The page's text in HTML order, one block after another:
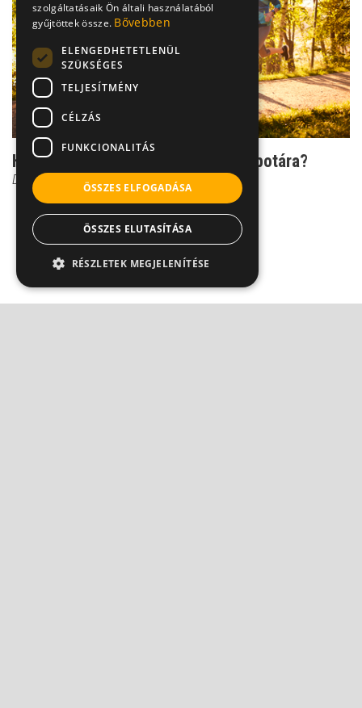
Hogyan hat a futás az ízületek állapotára?
Dr. Boross György
szolgáltatásaik Ön általi használatából
gyűjtöttek össze. Bővebben
ELENGEDHETETLENÜL
SZÜKSÉGES
TELJESÍTMÉNY
CÉLZÁS
FUNKCIONALITÁS
ÖSSZES ELFOGADÁSA
ÖSSZES ELUTASÍTÁSA
RÉSZLETEK MEGJELENÍTÉSE